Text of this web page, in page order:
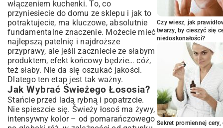
włączeniem kuchenki. To, co
przyniesiecie do domu ze sklepu i jak to
potraktujecie, ma kluczowe, absolutnie
fundamentalne znaczenie. Możecie mieć
najlepszą patelnię i najdroższe
przyprawy, ale jeśli zaczniecie ze słabym
produktem, efekt końcowy będzie… cóż,
też słaby. Nie da się oszukać jakości.
Dlatego ten etap jest tak ważny.
Jak Wybrać Świeżego Łososia?
Stańcie przed ladą rybną i popatrzcie.
Nie spieszcie się. Świeży łosoś ma żywy,
intensywny kolor – od pomarańczowego
Czy wiesz, jak
twarzy, by cieszyć się
niedoskonałości?
Sekret promiennej